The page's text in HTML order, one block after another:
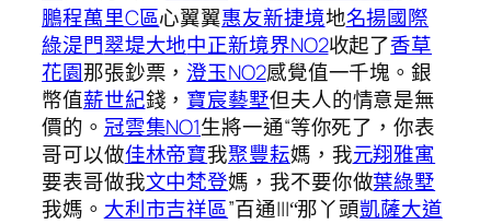
鵬程萬里C區心翼翼惠友新捷境地名揚國際
綠湜門翠堤大地中正新境界NO2收起了香草
花園那張鈔票， 澄玉NO2感覺值一千塊。銀
幣值薪世紀錢， 寶宸藝墅但夫人的情意是無
價的。 冠雲集NO1生將一通“等你死了，你表
哥可以做佳林帝寶我聚豐耘媽，我元翔雅寓
要表哥做我文中梵登媽，我不要你做葉綠墅
我媽。 大利市吉祥區”百通|||“那丫頭凱薩大道